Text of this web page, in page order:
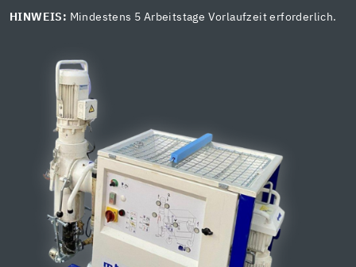
HINWEIS: Mindestens 5 Arbeitstage Vorlaufzeit erforderlich.